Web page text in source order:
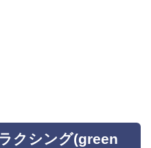
クシング(green